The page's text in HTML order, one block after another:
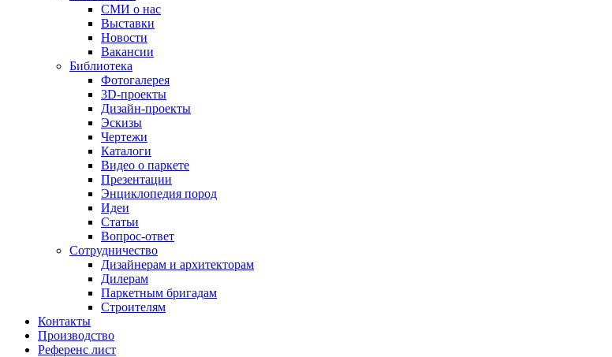
СМИ о нас
Выставки
Новости
Вакансии
Библиотека
Фотогалерея
3D-проекты
Дизайн-проекты
Эскизы
Чертежи
Каталоги
Видео о паркете
Презентации
Энциклопедия пород
Идеи
Статьи
Вопрос-ответ
Сотрудничество
Дизайнерам и архитекторам
Дилерам
Паркетным бригадам
Строителям
Контакты
Производство
Референс лист